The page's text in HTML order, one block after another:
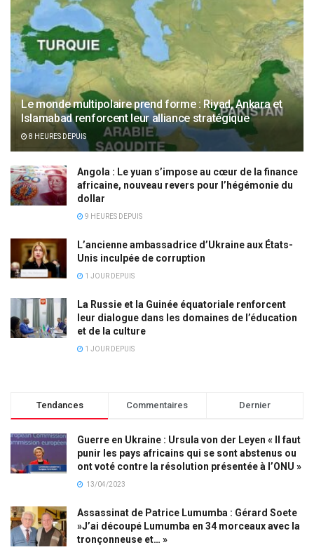
Le monde multipolaire prend forme : Riyad, Ankara et
Islamabad renforcent leur alliance stratégique
8 HEURES DEPUIS
Angola : Le yuan s’impose au cœur de la finance
africaine, nouveau revers pour l’hégémonie du
dollar
9 HEURES DEPUIS
L’ancienne ambassadrice d’Ukraine aux États-
Unis inculpée de corruption
1 JOUR DEPUIS
La Russie et la Guinée équatoriale renforcent
leur dialogue dans les domaines de l’éducation
et de la culture
1 JOUR DEPUIS
Tendances Commentaires Dernier
Guerre en Ukraine : Ursula von der Leyen « Il faut
punir les pays africains qui se sont abstenus ou
ont voté contre la résolution présentée à l’ONU »
13/04/2023
Assassinat de Patrice Lumumba : Gérard Soete
»J’ai découpé Lumumba en 34 morceaux avec la
tronçonneuse et… »